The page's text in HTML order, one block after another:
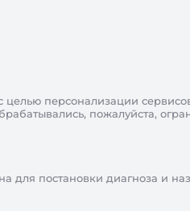
целью персонализации
пожалуйста,
для постановки диагноза и